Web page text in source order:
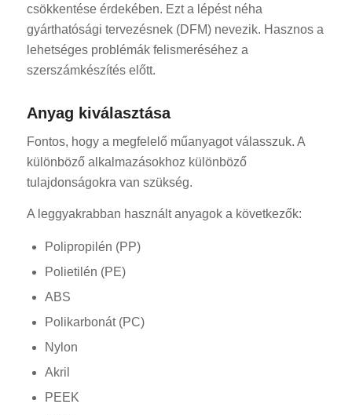
csökkentése érdekében. Ezt a lépést néha
gyárthatósági tervezésnek (DFM) nevezik. Hasznos a
lehetséges problémák felismeréséhez a
szerszámkészítés előtt.
Anyag kiválasztása
Fontos, hogy a megfelelő műanyagot válasszuk. A
különböző alkalmazásokhoz különböző
tulajdonságokra van szükség.
A leggyakrabban használt anyagok a következők:
Polipropilén (PP)
Polietilén (PE)
ABS
Polikarbonát (PC)
Nylon
Akril
PEEK